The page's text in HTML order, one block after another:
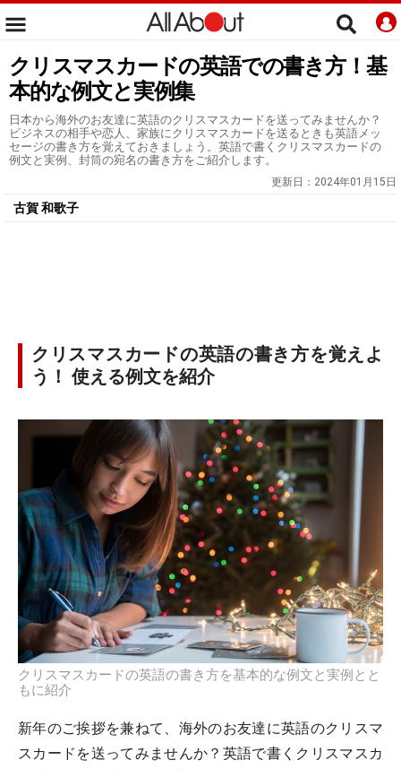
クリスマスカードの英語での書き方！基
本的な例文と実例集
日本から海外のお友達に英語のクリスマスカードを送ってみませんか？
ビジネスの相手や恋人、家族にクリスマスカードを送るときも英語メッ
セージの書き方を覚えておきましょう。英語で書くクリスマスカードの
例文と実例、封筒の宛名の書き方をご紹介します。
更新日： 2024年01月15日
古賀 和歌子
クリスマスカードの英語の書き方を覚えよ
う！ 使える例文を紹介
クリスマスカードの英語の書き方を基本的な例文と実例とと
もに紹介
新年のご挨拶を兼ねて、海外のお友達に英語のクリスマ
スカードを送ってみませんか？英語で書くクリスマスカ